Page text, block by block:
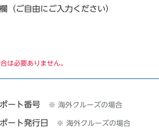
（ご自由にご入力ください）
は必要ありません。
ート番号 ※ 海外クルーズの場合
ート発行日 ※ 海外クルーズの場合